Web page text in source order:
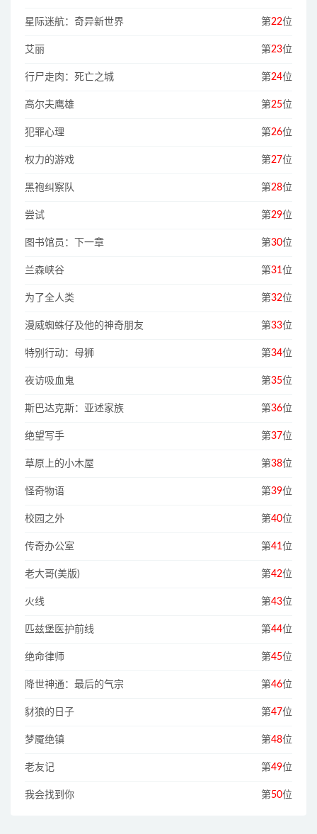
星际迷航：奇异新世界 第22位
艾丽 第23位
行尸走肉：死亡之城 第24位
高尔夫鹰雄 第25位
犯罪心理 第26位
权力的游戏 第27位
黑袍纠察队 第28位
尝试 第29位
图书馆员：下一章 第30位
兰森峡谷 第31位
为了全人类 第32位
漫威蜘蛛仔及他的神奇朋友 第33位
特别行动：母狮 第34位
夜访吸血鬼 第35位
斯巴达克斯：亚述家族 第36位
绝望写手 第37位
草原上的小木屋 第38位
怪奇物语 第39位
校园之外 第40位
传奇办公室 第41位
老大哥(美版) 第42位
火线 第43位
匹兹堡医护前线 第44位
绝命律师 第45位
降世神通：最后的气宗 第46位
豺狼的日子 第47位
梦魇绝镇 第48位
老友记 第49位
我会找到你 第50位